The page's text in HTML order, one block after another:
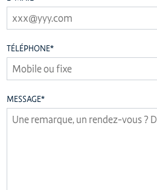
TÉLÉPHONE*
MESSAGE*